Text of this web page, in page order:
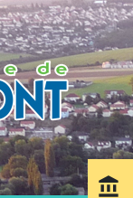
account_balance